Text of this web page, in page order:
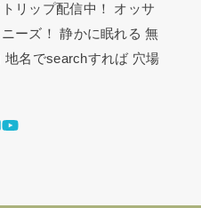
リップ配信中！ オッサ
ーズ！ 静かに眠れる 無
名でsearchすれば 穴場